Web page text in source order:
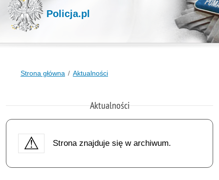
Policja.pl
Strona główna Aktualności
Aktualności
Strona znajduje się w archiwum.